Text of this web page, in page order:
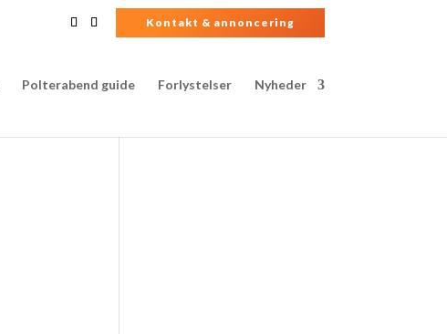
Kontakt & annoncering
Polterabend guide Forlystelser Nyheder